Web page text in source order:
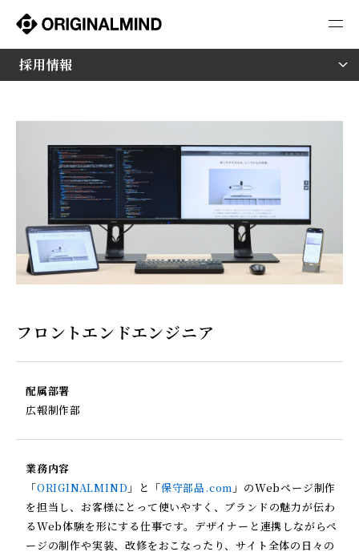
採用情報
採用動画
フロントエンドエンジニア
配属部署
広報制作部
業務内容
「ORIGINALMIND 」と「保守部品.com 」のWebページ制作
を担当し、お客様にとって使いやすく、ブランドの魅力が伝わ
るWeb体験を形にする仕事です。デザイナーと連携しながらペ
ージの制作や実装、改修をおこなったり、サイト全体の日々の